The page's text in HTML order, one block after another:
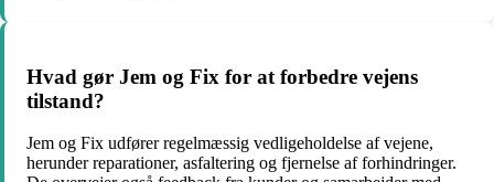
Hvad gør Jem og Fix for at forbedre vejens
tilstand?
Jem og Fix udfører regelmæssig vedligeholdelse af vejene,
herunder reparationer, asfaltering og fjernelse af forhindringer.